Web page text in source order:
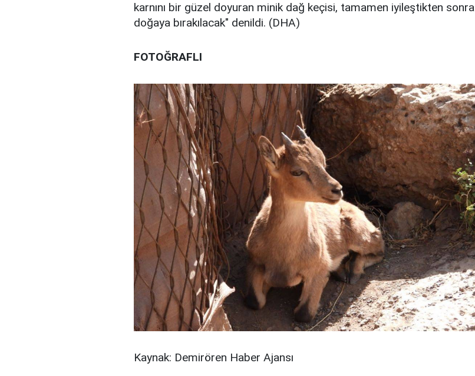
karnını bir güzel doyuran minik dağ keçisi, tamamen iyileştikten sonra
doğaya bırakılacak" denildi. (DHA)
FOTOĞRAFLI
Kaynak: Demirören Haber Ajansı